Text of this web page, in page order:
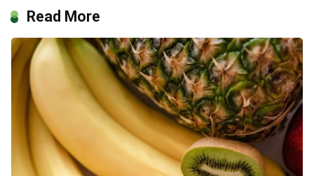
Read More